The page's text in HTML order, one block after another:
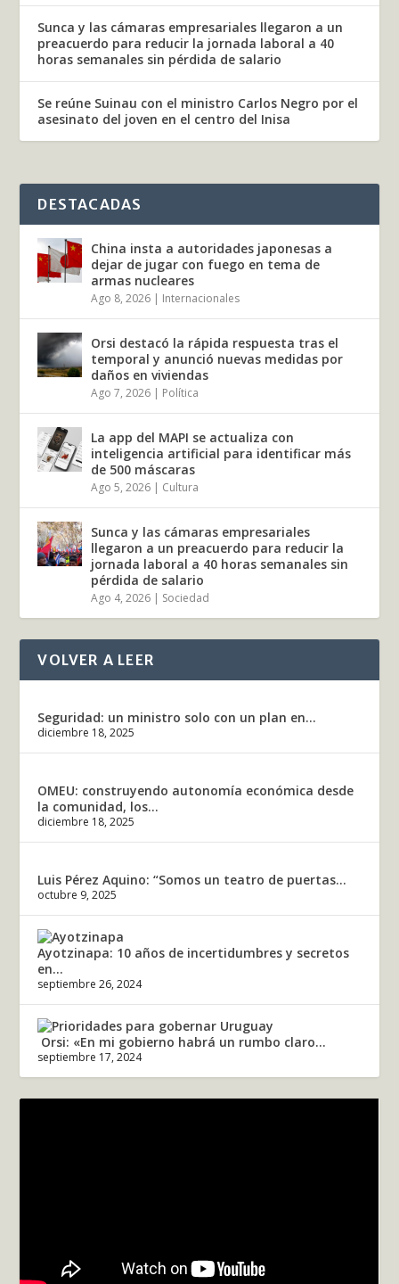
Sunca y las cámaras empresariales llegaron a un
preacuerdo para reducir la jornada laboral a 40
horas semanales sin pérdida de salario
Se reúne Suinau con el ministro Carlos Negro por el
asesinato del joven en el centro del Inisa
DESTACADAS
China insta a autoridades japonesas a
dejar de jugar con fuego en tema de
armas nucleares
Ago 8, 2026 Internacionales
Orsi destacó la rápida respuesta tras el
temporal y anunció nuevas medidas por
daños en viviendas
Ago 7, 2026 Política
La app del MAPI se actualiza con
inteligencia artificial para identificar más
de 500 máscaras
Ago 5, 2026 Cultura
Sunca y las cámaras empresariales
llegaron a un preacuerdo para reducir la
jornada laboral a 40 horas semanales sin
pérdida de salario
Ago 4, 2026 Sociedad
VOLVER A LEER
Seguridad: un ministro solo con un plan en...
diciembre 18, 2025
OMEU: construyendo autonomía económica desde
la comunidad, los...
diciembre 18, 2025
Luis Pérez Aquino: “Somos un teatro de puertas...
octubre 9, 2025
Ayotzinapa: 10 años de incertidumbres y secretos
en...
septiembre 26, 2024
Orsi: «En mi gobierno habrá un rumbo claro...
septiembre 17, 2024